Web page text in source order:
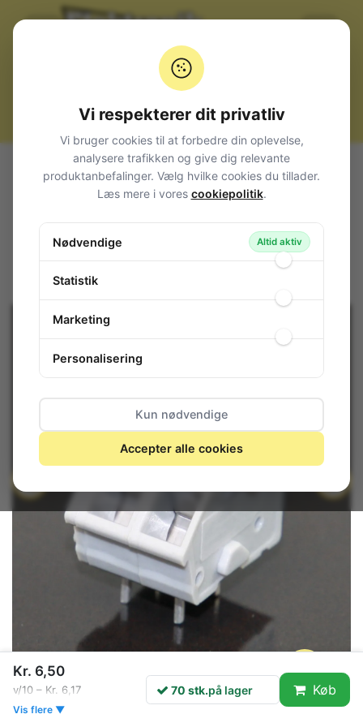
Alle produkter Kabler, stik og adaptere
Strøm
Printterminaler
45&deg; RM5
Spring Terminal Block 250V 2-Pole Lever
Spring Terminal Block 250V 2-Pole
87-562 / AK3001/2
Kr. 6,50
v/10 – Kr. 6,17
Vis flere ▼
70 stk.på lager Køb
Vi respekterer dit privatliv
Vi bruger cookies til at forbedre din oplevelse,
analysere trafikken og give dig relevante
produktanbefalinger. Vælg hvilke cookies du tillader.
Læs mere i vores cookiepolitik.
Nødvendige Altid aktiv
Statistik
Marketing
Personalisering
Kun nødvendige
Accepter alle cookies